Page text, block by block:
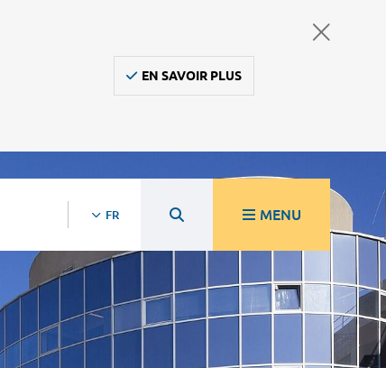
EN SAVOIR PLUS
FR MENU